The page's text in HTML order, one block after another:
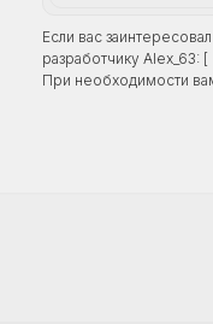
Если вас
разработчику Alex_63: [
При необходимости